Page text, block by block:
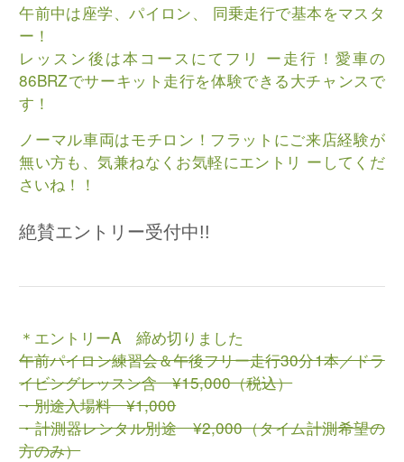
午前中は座学、パイロン、 同乗走行で基本をマスタ
ー！
レッスン後は本コースにてフリ ー走行！愛車の
86BRZでサーキット走行を体験できる大チャンスで
す！
ノーマル車両はモチロン！フラットにご来店経験が
無い方も、気兼ねなくお気軽にエントリ ーしてくだ
さいね！！
絶賛エントリー受付中!!
＊エントリーA 締め切りました
午前パイロン練習会＆午後フリー走行30分1本／ドラ
イビングレッスン含 ¥15,000（税込）
・別途入場料 ¥1,000
・計測器レンタル別途 ¥2,000（タイム計測希望の
方のみ）